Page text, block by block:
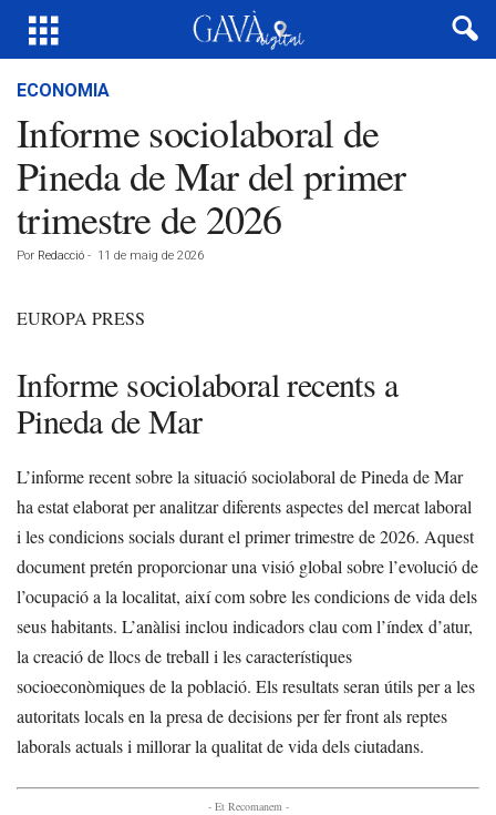
ECONOMIA
Informe sociolaboral de
Pineda de Mar del primer
trimestre de 2026
Por Redacció - 11 de maig de 2026
EUROPA PRESS
Informe sociolaboral recents a
Pineda de Mar
L’informe recent sobre la situació sociolaboral de Pineda de Mar
ha estat elaborat per analitzar diferents aspectes del mercat laboral
i les condicions socials durant el primer trimestre de 2026. Aquest
document pretén proporcionar una visió global sobre l’evolució de
l’ocupació a la localitat, així com sobre les condicions de vida dels
seus habitants. L’anàlisi inclou indicadors clau com l’índex d’atur,
la creació de llocs de treball i les característiques
socioeconòmiques de la població. Els resultats seran útils per a les
autoritats locals en la presa de decisions per fer front als reptes
laborals actuals i millorar la qualitat de vida dels ciutadans.
- Et Recomanem -